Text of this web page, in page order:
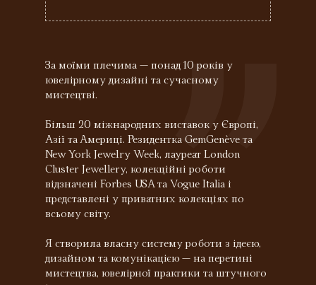
За моїми плечима — понад 10 років у
ювелірному дизайні та сучасному
мистецтві.
Більш 20 міжнародних виставок у Європі,
Азії та Америці. Резидентка GemGenève та
New York Jewelry Week, лауреат London
Cluster Jewellery, колекційні роботи
відзначені Forbes USA та Vogue Italia і
представлені у приватних колекціях по
всьому світу.
Я створила власну систему роботи з ідеєю,
дизайном та комунікацією — на перетині
мистецтва, ювелірної практики та штучного